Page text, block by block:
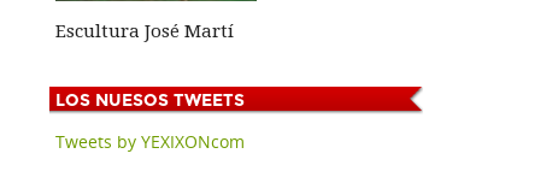
Escultura José Martí
LOS NUESOS TWEETS
Tweets by YEXIXONcom